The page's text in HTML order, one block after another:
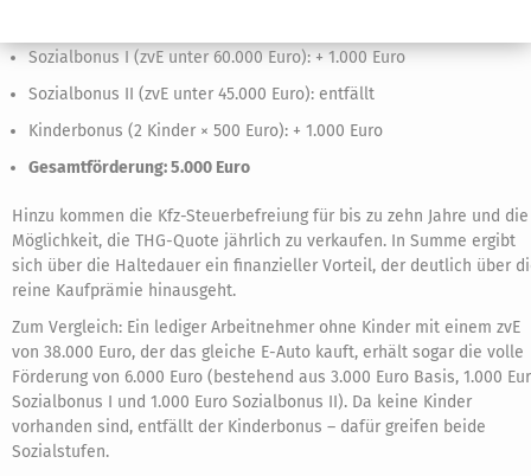
Sozialbonus I (zvE unter 60.000 Euro): + 1.000 Euro
Sozialbonus II (zvE unter 45.000 Euro): entfällt
Kinderbonus (2 Kinder × 500 Euro): + 1.000 Euro
Gesamtförderung: 5.000 Euro
Hinzu kommen die Kfz-Steuerbefreiung für bis zu zehn Jahre und die
Möglichkeit, die THG-Quote jährlich zu verkaufen. In Summe ergibt
sich über die Haltedauer ein finanzieller Vorteil, der deutlich über
reine Kaufprämie hinausgeht.
Zum Vergleich: Ein lediger Arbeitnehmer ohne Kinder mit einem zvE
von 38.000 Euro, der das gleiche E-Auto kauft, erhält sogar die volle
Förderung von 6.000 Euro (bestehend aus 3.000 Euro Basis, 1.000
Sozialbonus I und 1.000 Euro Sozialbonus II). Da keine Kinder
vorhanden sind, entfällt der Kinderbonus – dafür greifen beide
Sozialstufen.